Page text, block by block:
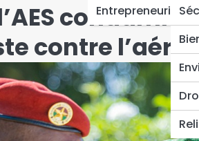
Entrepreneuriat
contre